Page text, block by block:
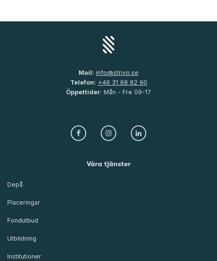
Mail: info@strivo.se
Telefon: +46 31 68 82 90
Öppettider: Mån - Fre 09-17
Våra tjänster
Depå
Placeringar
Fondutbud
Utbildning
Institutioner